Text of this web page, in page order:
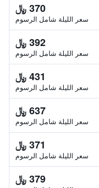
370 ﷼
سعر الليلة شامل الرسوم
392 ﷼
سعر الليلة شامل الرسوم
431 ﷼
سعر الليلة شامل الرسوم
637 ﷼
سعر الليلة شامل الرسوم
371 ﷼
سعر الليلة شامل الرسوم
379 ﷼